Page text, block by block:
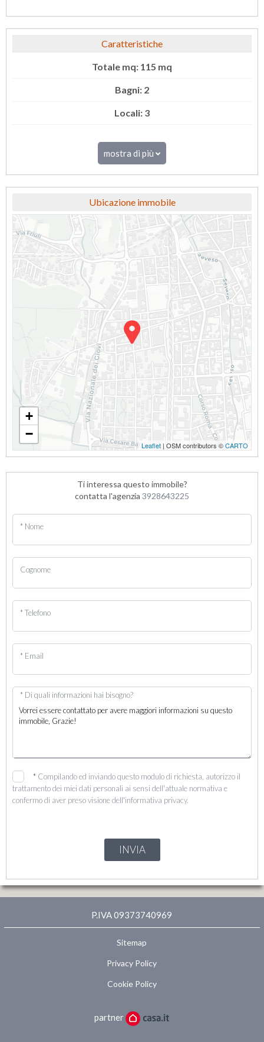
Caratteristiche
Totale mq: 115 mq
Bagni: 2
Locali: 3
mostra di più
Ubicazione immobile
+
−
Leaflet | OSM contributors ©CARTO
Ti interessa questo immobile?
contatta l'agenzia 3928643225
* Nome
Cognome
* Telefono
* Email
* Di quali informazioni hai bisogno?
* Compilando ed inviando questo modulo di richiesta, autorizzo il
trattamento dei miei dati personali ai sensi dell'attuale normativa e
confermo di aver preso visione dell'informativa privacy.
INVIA
P.IVA 09373740969
Sitemap
Privacy Policy
Cookie Policy
partner